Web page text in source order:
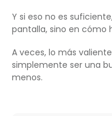
Y si eso no es
pantalla, sino en cómo
A veces, lo más
simplemente ser una
menos.